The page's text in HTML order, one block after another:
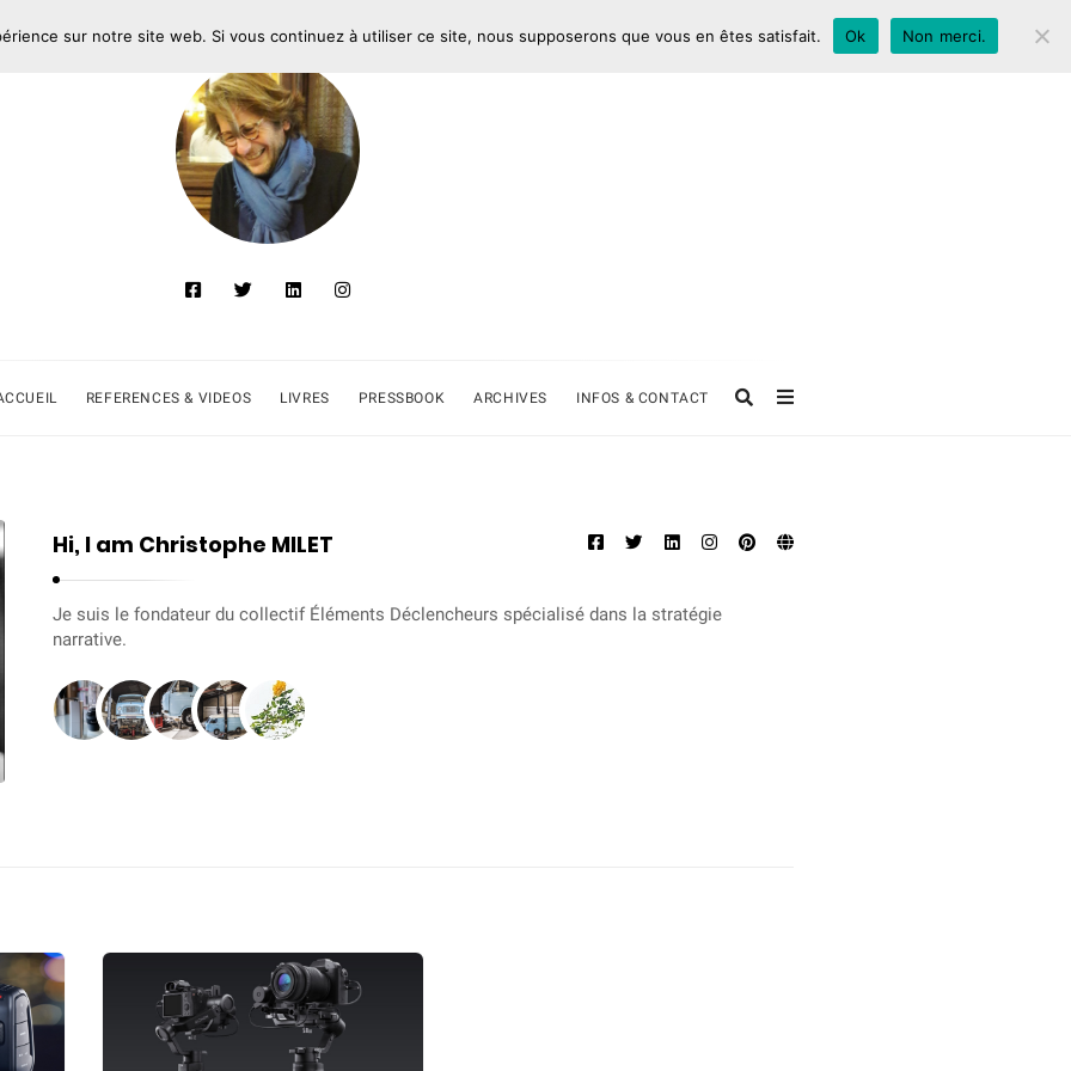
REFERENCES & VIDEOS LIVRES PRESSBOOK ARCHIVES INFOS & CONTACT
Hi, I am Christophe MILET
Je suis le fondateur du collectif Éléments Déclencheurs spécialisé dans la stratégie
narrative.
sur notre site web. Si vous continuez à utiliser ce site, nous supposerons que vous en êtes satisfait. Ok Non merci.